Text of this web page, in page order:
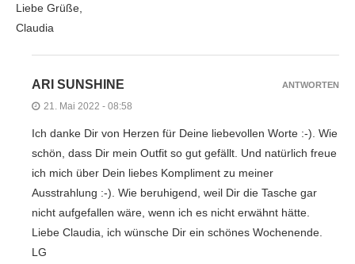
Liebe Grüße,
Claudia
ARI SUNSHINE
21. Mai 2022 - 08:58
Ich danke Dir von Herzen für Deine liebevollen Worte :-). Wie
schön, dass Dir mein Outfit so gut gefällt. Und natürlich freue
ich mich über Dein liebes Kompliment zu meiner
Ausstrahlung :-). Wie beruhigend, weil Dir die Tasche gar
nicht aufgefallen wäre, wenn ich es nicht erwähnt hätte.
Liebe Claudia, ich wünsche Dir ein schönes Wochenende.
LG
ANTWORTEN